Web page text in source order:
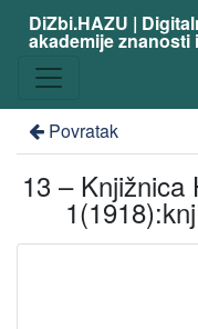
DiZbi.HAZU |
akademije znanosti
Povratak
13 – Knjižnica